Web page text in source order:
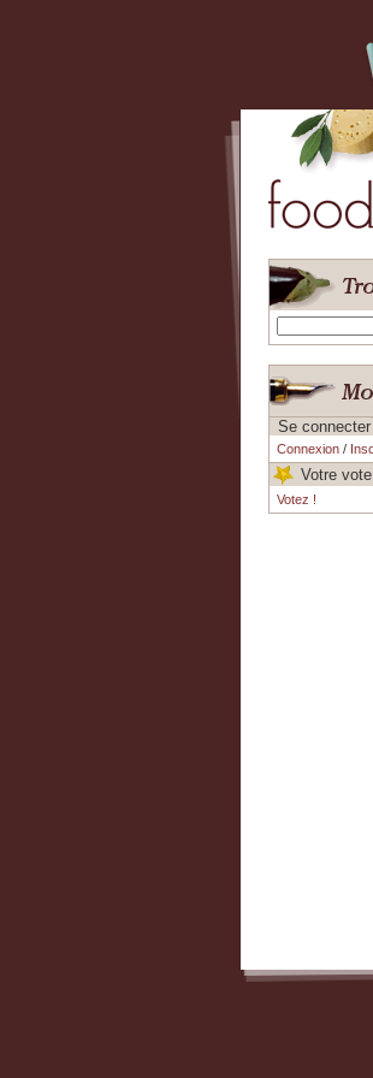
Se connecter
Connexion/
Votre vote
Votez !